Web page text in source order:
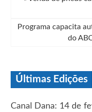
Programa capacita
do
Últimas Edições
Canal Dana: 14 de